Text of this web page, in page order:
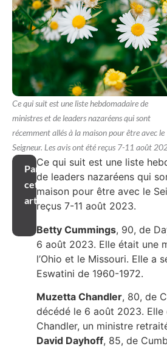
Ce qui suit est une liste hebdomadaire de
ministres et de leaders nazaréens qui sont
récemment allés à la maison pour être avec le
Seigneur. Les avis ont été reçus 7-11 août
Partager
cet
article
Ce qui suit est une liste
de leaders nazaréens qui
maison pour être avec le
reçus 7-11 août 2023.
Betty Cummings, 90, de
6 août 2023. Elle était une
l’Ohio et le Missouri. Elle a
Eswatini de 1960-1972.
Muzetta Chandler, 80, de
décédé le 6 août 2023.
Chandler, un ministre
David Dayhoff, 85, de